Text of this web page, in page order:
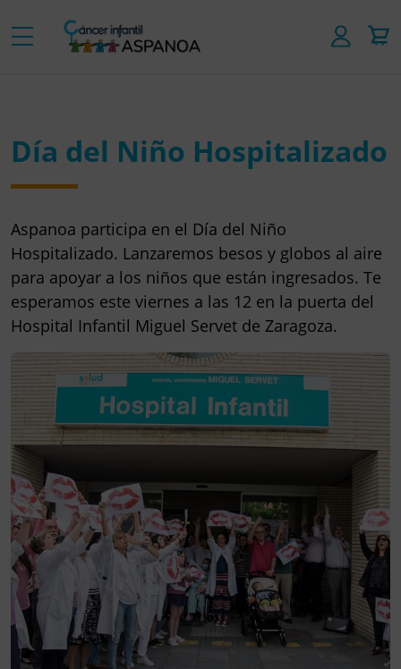
Día del Niño Hospitalizado
Aspanoa participa en el Día del Niño
Hospitalizado. Lanzaremos besos y globos al aire
para apoyar a los niños que están ingresados. Te
esperamos este viernes a las 12 en la puerta del
Hospital Infantil Miguel Servet de Zaragoza.